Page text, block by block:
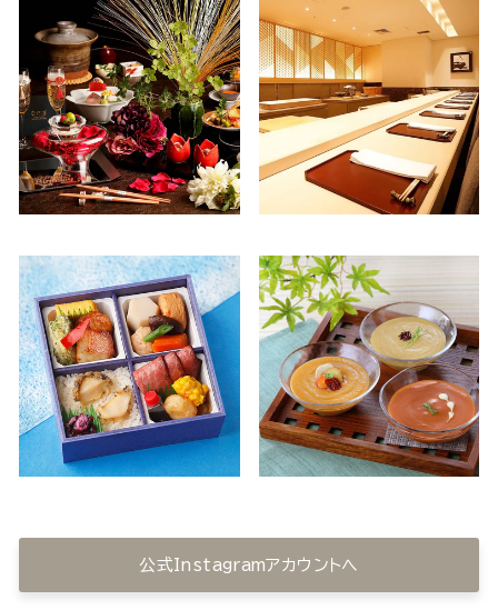
公式Instagramアカウントへ